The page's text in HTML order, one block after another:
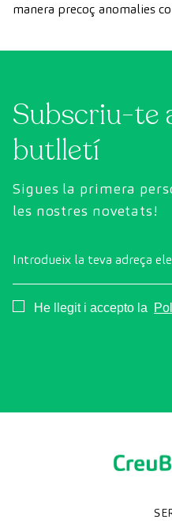
manera precoç anomalies
Subscriu-te
butlletí
Sigues la primera
les nostres novetats!
Introdueix la teva adreça
Consentimiento
He llegit i accepto la